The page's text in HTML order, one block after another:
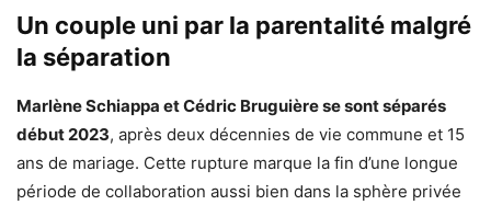
Un couple uni par la parentalité malgré
la séparation
Marlène Schiappa et Cédric Bruguière se sont séparés
début 2023, après deux décennies de vie commune et 15
ans de mariage. Cette rupture marque la fin d’une longue
période de collaboration aussi bien dans la sphère privée